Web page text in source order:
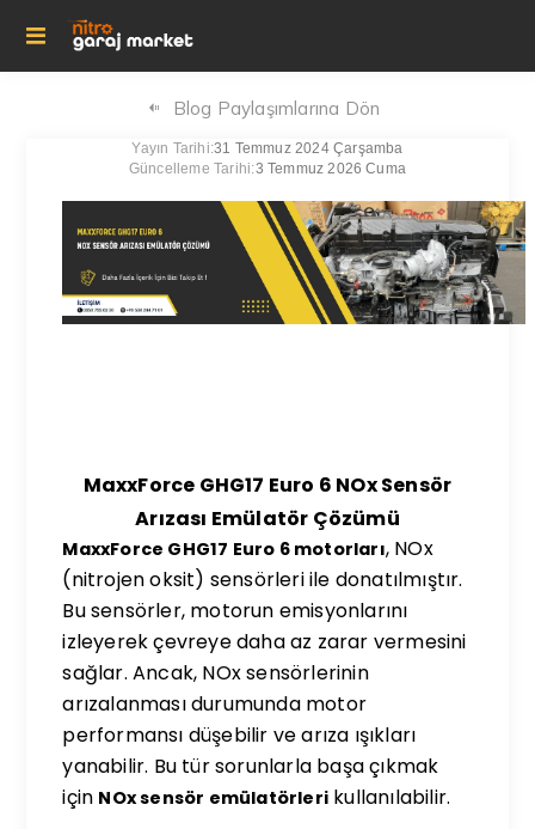
Blog Paylaşımlarına Dön
Yayın Tarihi:31 Temmuz 2024 Çarşamba
Güncelleme Tarihi:3 Temmuz 2026 Cuma
MaxxForce GHG17 Euro 6 NOx Sensör
Arızası Emülatör Çözümü
MaxxForce GHG17 Euro 6 motorları, NOx
(nitrojen oksit) sensörleri ile donatılmıştır.
Bu sensörler, motorun emisyonlarını
izleyerek çevreye daha az zarar vermesini
sağlar. Ancak, NOx sensörlerinin
arızalanması durumunda motor
performansı düşebilir ve arıza ışıkları
yanabilir. Bu tür sorunlarla başa çıkmak
için NOx sensör emülatörleri kullanılabilir.